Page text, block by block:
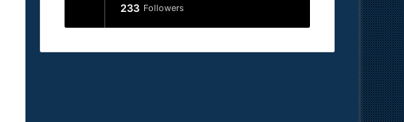
233 Followers